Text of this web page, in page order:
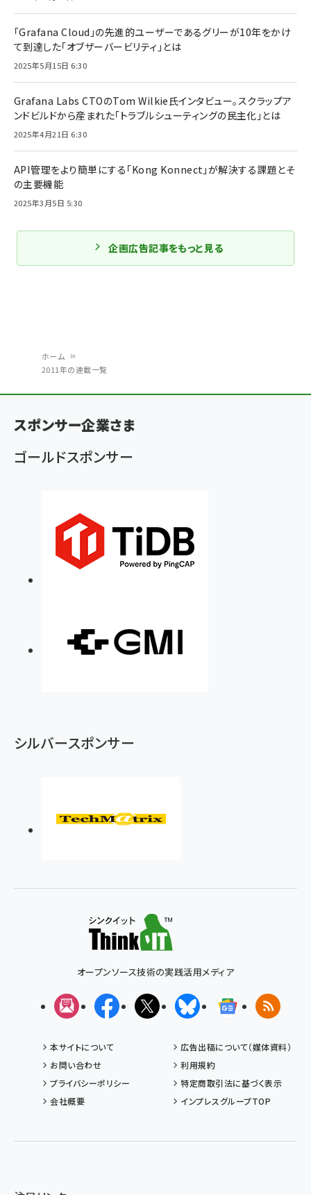
く
ず
ホーム
2011年の連載一覧
「Grafana Cloud」の先進的ユーザーであるグリーが10年をかけ
て到達した「オブザーバービリティ」とは
2025年5月15日 6:30
Grafana Labs CTOのTom Wilkie氏インタビュー。スクラップア
ンドビルドから産まれた「トラブルシューティングの民主化」とは
2025年4月21日 6:30
API管理をより簡単にする「Kong Konnect」が解決する課題とそ
の主要機能
2025年3月5日 5:30
企画広告記事をもっと見る
スポンサー企業さま
ゴールドスポンサー
シルバースポンサー
オープンソース技術の実践活用メディア
メルマガFacebookX(エックス)BlueskyGoogleニュ
RSS
本サイトについて
広告出稿について（媒体資料）
お問い合わせ
利用規約
プライバシーポリシー
特定商取引法に基づく表示
会社概要
インプレスグループTOP